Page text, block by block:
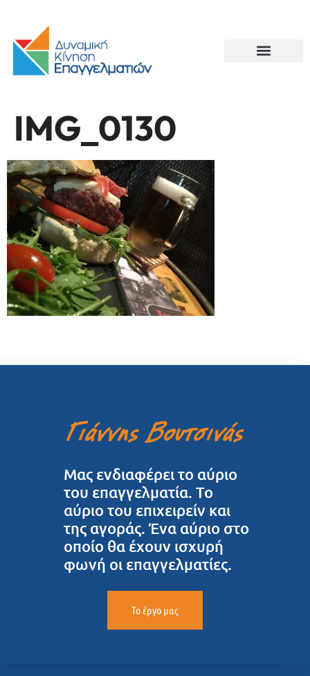
IMG_0130
Μας ενδιαφέρει το αύριο
του επαγγελματία. Το
αύριο του επιχειρείν και
της αγοράς. Ένα αύριο στο
οποίο θα έχουν ισχυρή
φωνή οι επαγγελματίες.
Το έργο μας